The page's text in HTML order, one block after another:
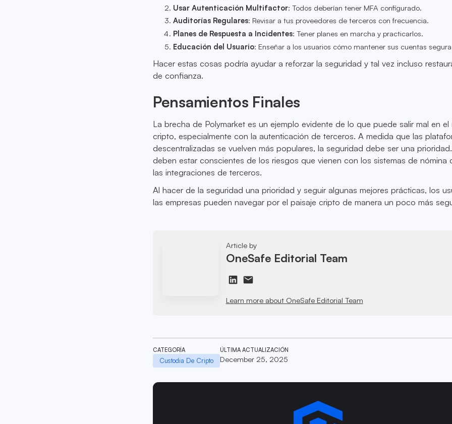
Usar Autenticación Multifactor: Todos deberían tener MFA configurado.
Auditorías Regulares: Revisar a tus proveedores de terceros con frecuencia.
Planes de Respuesta a Incidentes: Tener planes en marcha y practicarlos.
Educación del Usuario: Enseñar a los usuarios cómo mantener sus cuentas
Hacer estas cosas podría ayudar a reforzar la seguridad y tal vez incluso
de confianza.
Pensamientos Finales
La brecha de Polymarket es un ejemplo evidente de lo que puede salir mal en el
cripto, especialmente con la autenticación de terceros. A medida que las
descentralizadas se vuelven más populares, la seguridad debe ser una
deben estar conscientes de los riesgos que vienen con los sistemas de nómina
las integraciones de terceros.
Al hacer de la seguridad una prioridad y seguir algunas mejores prácticas, los
las empresas pueden navegar por el paisaje cripto de manera un poco más
Article by
OneSafe Editorial Team
Learn more about OneSafe Editorial Team
CATEGORÍA
Custodia De Cripto
ÚLTIMA ACTUALIZACIÓN
December 25, 2025